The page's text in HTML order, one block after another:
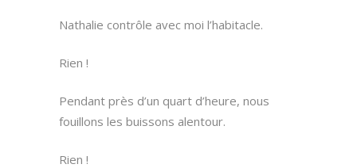
Nathalie contrôle avec moi l’habitacle.
Rien !
Pendant près d’un quart d’heure, nous
fouillons les buissons alentour.
Rien !